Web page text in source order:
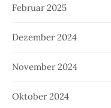
Februar 2025
Dezember 2024
November 2024
Oktober 2024